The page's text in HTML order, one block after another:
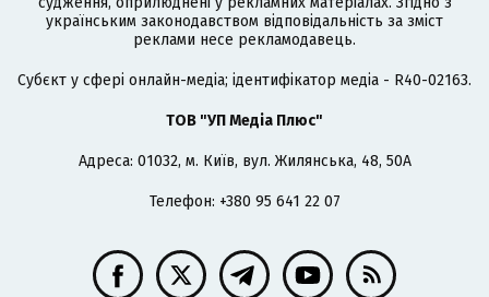
українським законодавством відповідальність за зміст
реклами несе рекламодавець.
Cубєкт у сфері онлайн-медіа; ідентифікатор медіа - R40-02163.
ТОВ "УП Медіа Плюс"
Адреса: 01032, м. Київ, вул. Жилянська, 48, 50А
Телефон: +380 95 641 22 07